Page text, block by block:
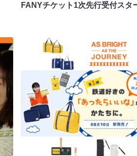
FANYチケット1次先行受付スタ